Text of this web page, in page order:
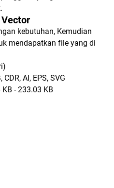
kebutuhan, Kemudian
mendapatkan file yang di
CDR, AI, EPS, SVG
KB - 233.03 KB